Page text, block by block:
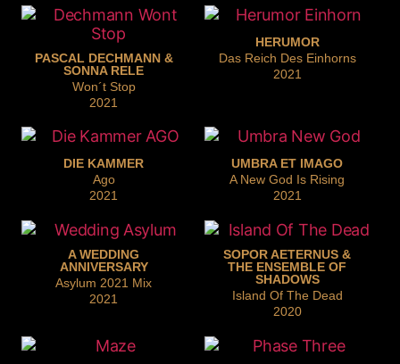
PASCAL DECHMANN &
SONNA RELE
Won´t Stop
2021
HERUMOR
Das Reich Des Einhorns
2021
DIE KAMMER
Ago
2021
UMBRA ET IMAGO
A New God Is Rising
2021
A WEDDING
ANNIVERSARY
Asylum 2021 Mix
2021
SOPOR AETERNUS &
THE ENSEMBLE OF
SHADOWS
Island Of The Dead
2020